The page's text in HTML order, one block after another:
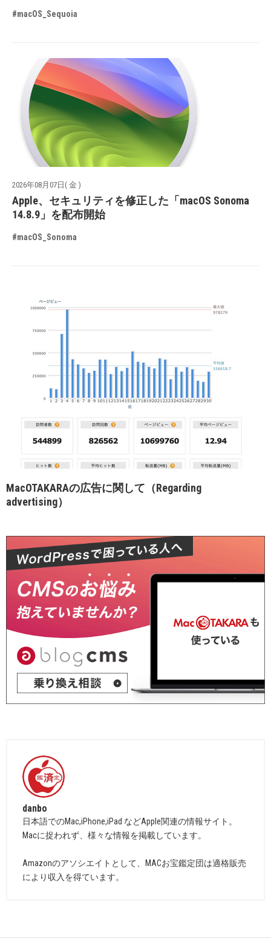
#macOS_Sequoia
2026年08月07日( 金 )
Apple、セキュリティを修正した「macOS Sonoma
14.8.9」を配布開始
#macOS_Sonoma
MacOTAKARAの広告に関して（Regarding
advertising）
danbo
日本語でのMac,iPhone,iPad などApple関連の情報サイト。
Macに捉われず、様々な情報を掲載しています。
Amazonのアソシエイトとして、MACお宝鑑定団は適格販売
により収入を得ています。